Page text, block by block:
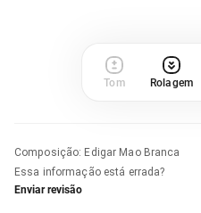
Tom Rolagem
Composição: Edigar Mao Branca
Essa informação está errada?
Enviar revisão